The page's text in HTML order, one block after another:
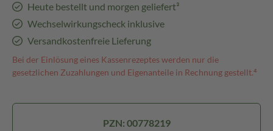
Heute bestellt und morgen geliefert³
Wechselwirkungscheck inklusive
Versandkostenfreie Lieferung
Bei der Einlösung eines Kassenrezeptes werden nur die
gesetzlichen Zuzahlungen und Eigenanteile in Rechnung gestellt.⁴
PZN: 00778219